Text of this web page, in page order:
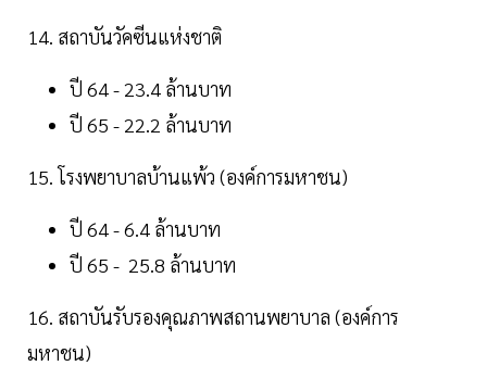
14. สถาบันวัคซีนแห่งชาติ
ปี 64 - 23.4 ล้านบาท
ปี 65 - 22.2 ล้านบาท
15. โรงพยาบาลบ้านแพ้ว (องค์การมหาชน)
ปี 64 - 6.4 ล้านบาท
ปี 65 - 25.8 ล้านบาท
16. สถาบันรับรองคุณภาพสถานพยาบาล (องค์การ
มหาชน)